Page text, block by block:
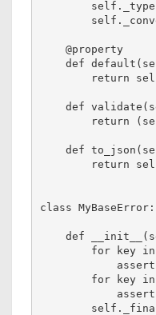
    @property
def
return
def
return
def
return
class MyBaseError:
def
for key
for key